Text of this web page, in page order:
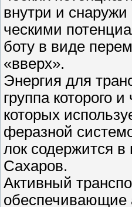
внутри и
ческими
боту в виде
«вверх».
Энергия для
группа которого
которых
феразной
лок содержится
Сахаров.
Активный
обеспечивающие